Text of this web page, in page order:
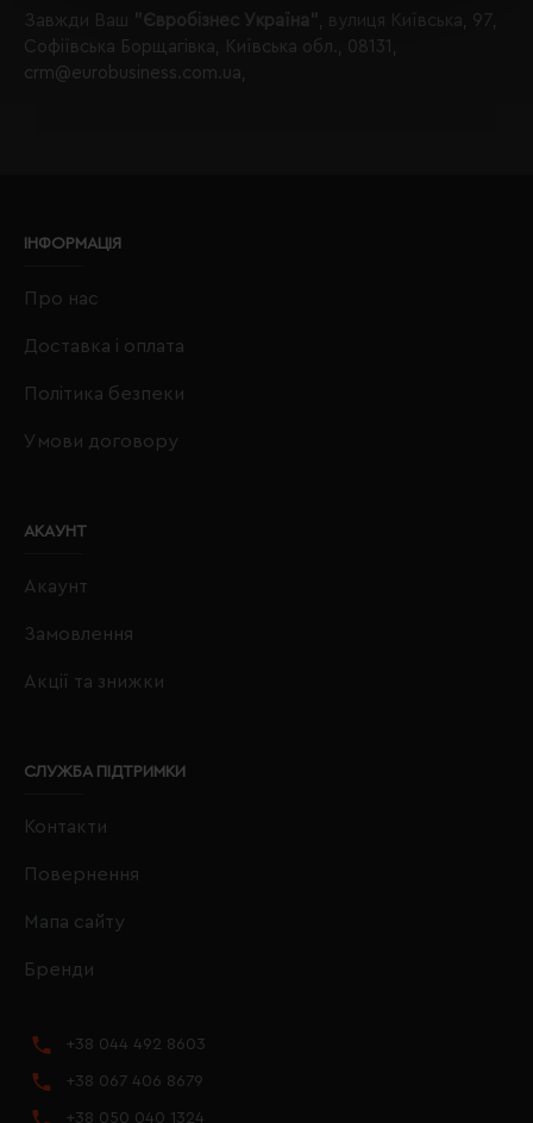
Завжди Ваш "Євробізнес Україна"
, вулиця Київська, 97,
Софіївська Борщагівка, Київська обл., 08131,
crm@eurobusiness.com.ua,
ІНФОРМАЦІЯ
Про нас
Доставка і оплата
Політика безпеки
Умови договору
АКАУНТ
Акаунт
Замовлення
Акції та знижки
СЛУЖБА ПІДТРИМКИ
Контакти
Повернення
Мапа сайту
Бренди
+38 044 492 8603
+38 067 406 8679
+38 050 040 1324